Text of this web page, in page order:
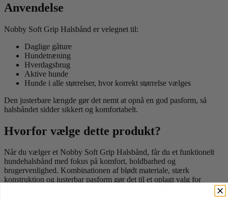
Anvendelse
Nobby Soft Grip Halsbånd er velegnet til:
Daglige gåture
Hundetræning
Hverdagsbrug
Aktive hunde
Hunde i alle størrelser, hvor korrekt størrelse vælges
Den justerbare længde gør det nemt at opnå en god pasform, så
halsbåndet sidder sikkert og komfortabelt.
Hvorfor vælge dette produkt?
Når du vælger et Nobby Soft Grip Halsbånd, får du et funktionelt
hundehalsbånd med fokus på komfort, holdbarhed og
brugervenlighed. Kombinationen af blødt materiale, stærk
konstruktion og justerbar pasform gør det til et oplagt valg for